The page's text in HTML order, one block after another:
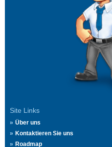
Site Links
Über uns
Kontaktieren Sie uns
Roadmap